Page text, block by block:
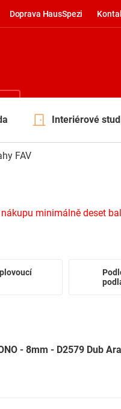
Doprava HausSpezi
Interiérové
FAV
minimálně deset
- 8mm - D2579 Dub